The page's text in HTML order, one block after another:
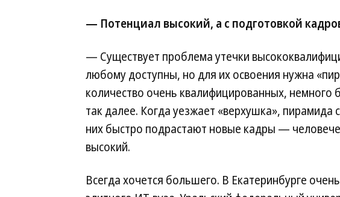
— Потенциал высокий, а с подготовкой
— Существует проблема утечки
любому доступны, но для их освоения нужна
количество очень квалифицированных,
так далее. Когда уезжает «верхушка», пирамида
них быстро подрастают новые кадры —
высокий.
Всегда хочется большего. В Екатеринбурге